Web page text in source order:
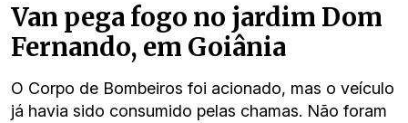
Van pega fogo no jardim Dom
Fernando, em Goiânia
O Corpo de Bombeiros foi acionado, mas o veículo
já havia sido consumido pelas chamas. Não foram